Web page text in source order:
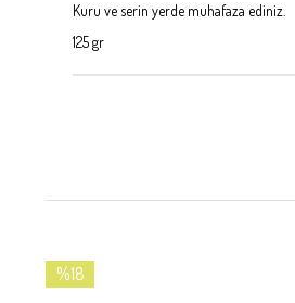
Kuru ve serin yerde muhafaza ediniz.
125 gr
%18